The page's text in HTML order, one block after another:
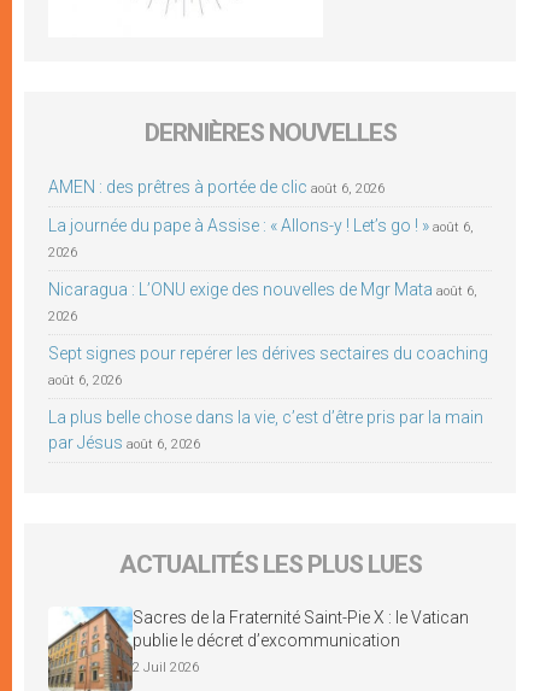
DERNIÈRES NOUVELLES
AMEN : des prêtres à portée de clic août 6, 2026
La journée du pape à Assise : « Allons-y ! Let’s go ! » août 6,
2026
Nicaragua : L’ONU exige des nouvelles de Mgr Mata août 6,
2026
Sept signes pour repérer les dérives sectaires du coaching
août 6, 2026
La plus belle chose dans la vie, c’est d’être pris par la main
par Jésus août 6, 2026
ACTUALITÉS LES PLUS LUES
Sacres de la Fraternité Saint-Pie X : le Vatican
publie le décret d’excommunication
2 Juil 2026